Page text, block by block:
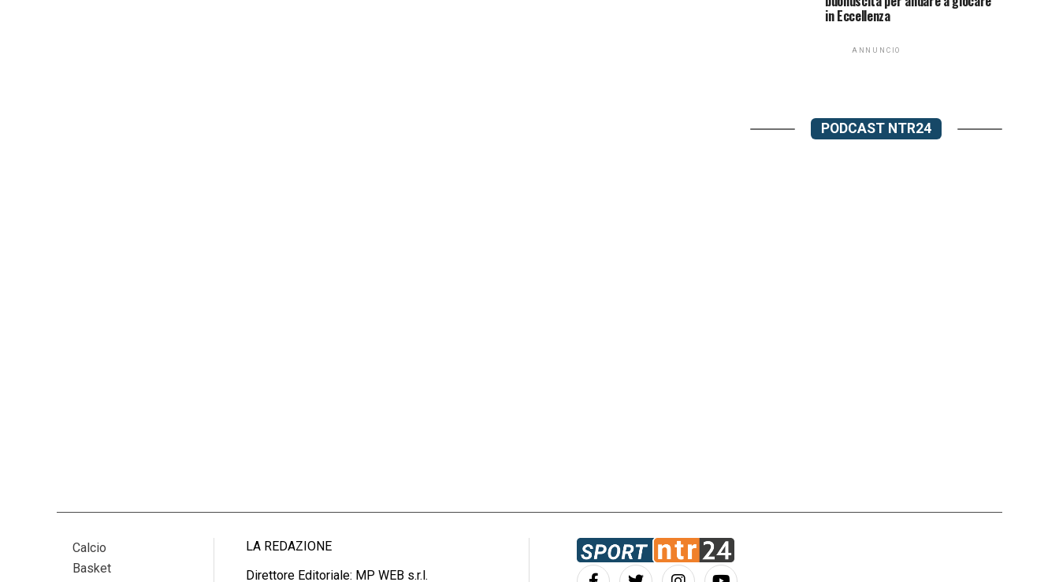
in Eccellenza
ANNUNCIO
PODCAST NTR24
Calcio
Basket
LA REDAZIONE
Direttore Editoriale: MP WEB s.r.l.